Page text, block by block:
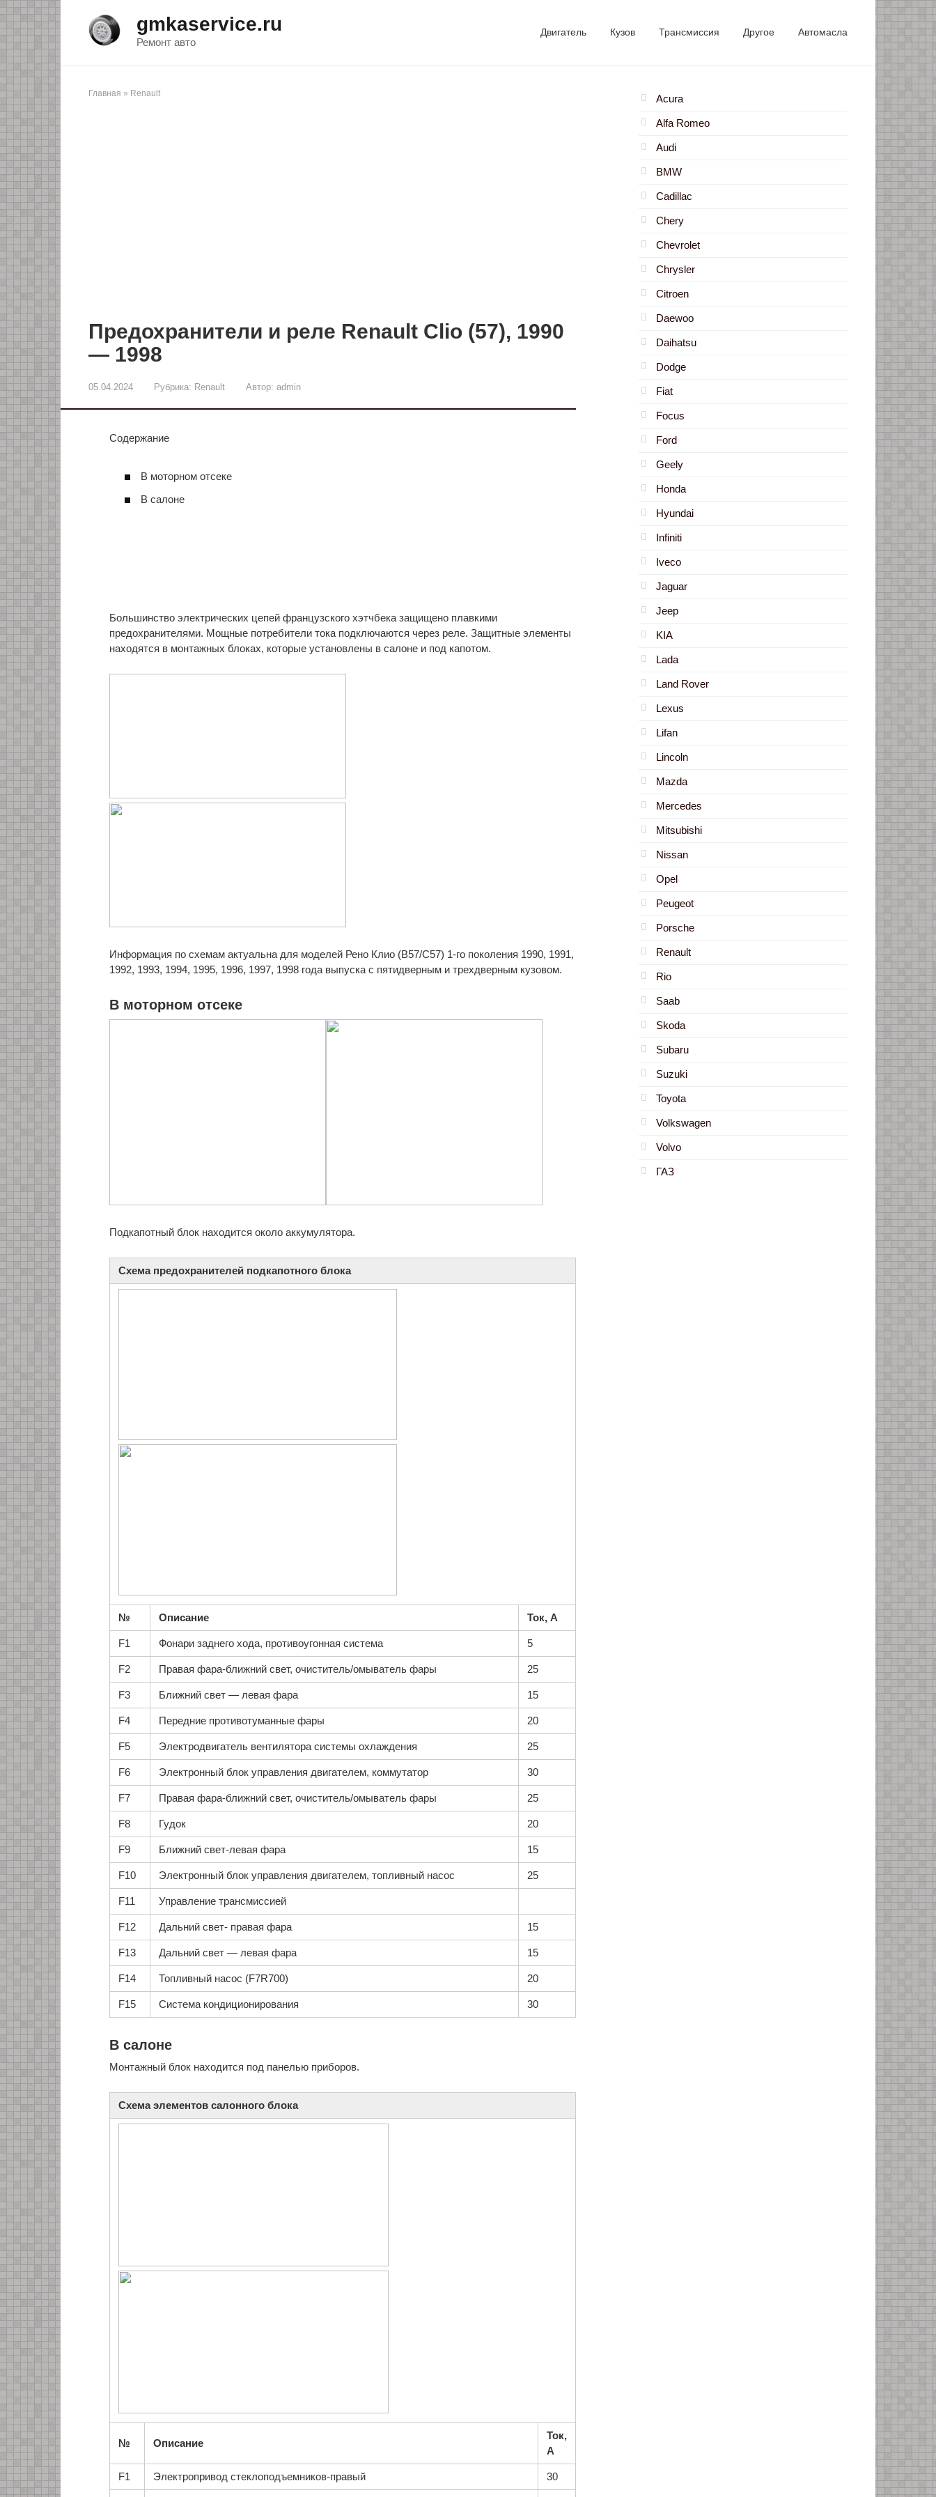
Перейти
к
контенту
gmkaservice.ru
Ремонт авто
Двигатель Кузов Трансмиссия Другое Автомасла
Главная » Renault
Предохранители и реле Renault Clio (57), 1990
— 1998
05.04.2024 Рубрика: Renault Автор: admin
Содержание
В моторном отсеке
В салоне
Большинство электрических цепей французского хэтчбека защищено плавкими
предохранителями. Мощные потребители тока подключаются через реле. Защитные элементы
находятся в монтажных блоках, которые установлены в салоне и под капотом.
Информация по схемам актуальна для моделей Рено Клио (B57/C57) 1-го поколения 1990, 1991,
1992, 1993, 1994, 1995, 1996, 1997, 1998 года выпуска c пятидверным и трехдверным кузовом.
В моторном отсеке
Подкапотный блок находится около аккумулятора.
Схема предохранителей подкапотного блока
№ Описание Ток, А
F1 Фонари заднего хода, противоугонная система 5
F2 Правая фара-ближний свет, очиститель/омыватель фары 25
F3 Ближний свет — левая фара 15
F4 Передние противотуманные фары 20
F5 Электродвигатель вентилятора системы охлаждения 25
F6 Электронный блок управления двигателем, коммутатор 30
F7 Правая фара-ближний свет, очиститель/омыватель фары 25
F8 Гудок 20
F9 Ближний свет-левая фара 15
F10 Электронный блок управления двигателем, топливный насос 25
F11 Управление трансмиссией
F12 Дальний свет- правая фара 15
F13 Дальний свет — левая фара 15
F14 Топливный насос (F7R700) 20
F15 Система кондиционирования 30
В салоне
Монтажный блок находится под панелью приборов.
Схема элементов салонного блока
№ Описание
Ток,
А
F1 Электропривод стеклоподъемников-правый 30
Acura
Alfa Romeo
Audi
BMW
Cadillac
Chery
Chevrolet
Chrysler
Citroen
Daewoo
Daihatsu
Dodge
Fiat
Focus
Ford
Geely
Honda
Hyundai
Infiniti
Iveco
Jaguar
Jeep
KIA
Lada
Land Rover
Lexus
Lifan
Lincoln
Mazda
Mercedes
Mitsubishi
Nissan
Opel
Peugeot
Porsche
Renault
Rio
Saab
Skoda
Subaru
Suzuki
Toyota
Volkswagen
Volvo
ГАЗ